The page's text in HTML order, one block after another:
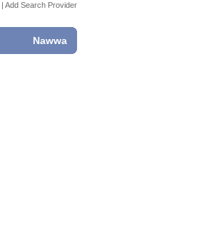
| Add Search Provider
Nawwa